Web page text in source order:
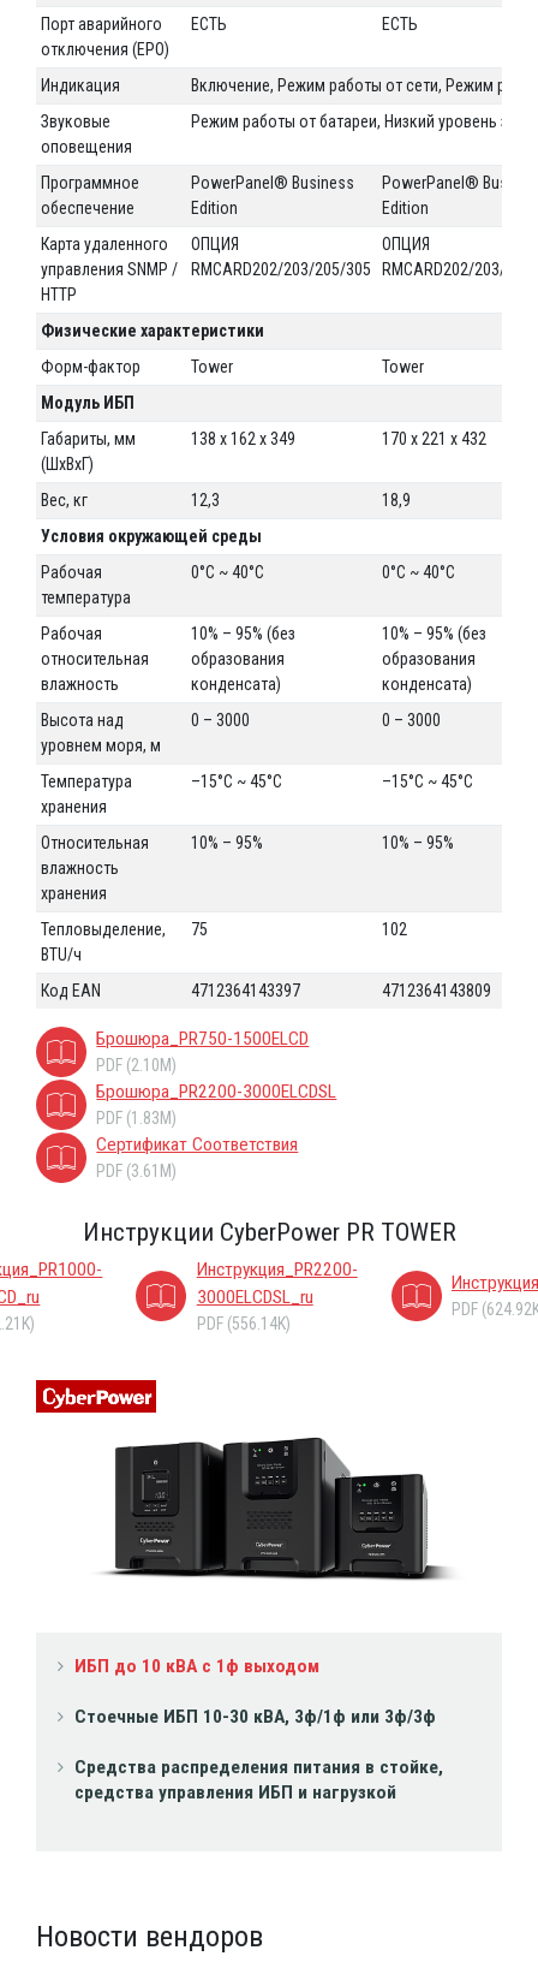
ИБП до 10 кВА с 1ф выходом
Стоечные ИБП 10-30 кВА, 3ф/1ф или 3ф/3ф
Средства распределения питания в стойке,
средства управления ИБП и нагрузкой
Новости вендоров
Порт аварийного
отключения (EPO)
ЕСТЬ ЕСТЬ
Индикация
Включение, Режим работы от сети, Режим
Звуковые
оповещения
Режим работы от батареи, Низкий уровень
Программное
обеспечение
PowerPanel® Business
Edition
PowerPanel®
Edition
Карта удаленного
управления SNMP /
HTTP
ОПЦИЯ
RMCARD202/203/205/305
ОПЦИЯ
RMCARD202/203/
Физические характеристики
Форм-фактор
Tower
Tower
Модуль ИБП
Габариты, мм
(ШxВxГ)
138 x 162 x 349 170 x 221 x 432
Вес, кг 12,3
18,9
Условия окружающей среды
Рабочая
температура
0°C ~ 40°C 0°C ~ 40°C
Рабочая
относительная
влажность
10% – 95% (без
образования
конденсата)
10% – 95% (без
образования
конденсата)
Высота над
уровнем моря, м
0 – 3000 0 – 3000
Температура
хранения
–15°C ~ 45°C –15°C ~ 45°C
Относительная
влажность
хранения
10% – 95% 10% – 95%
Тепловыделение,
BTU/ч
75 102
Код EAN 4712364143397 4712364143809
Брошюра_PR750-1500ELCD
PDF (2.10M)
Брошюра_PR2200-3000ELCDSL
PDF (1.83M)
Сертификат Соответствия
PDF (3.61M)
Инструкции CyberPower PR TOWER
Инструкция_PR2200-
3000ELCDSL_ru
PDF (556.14K)
PDF